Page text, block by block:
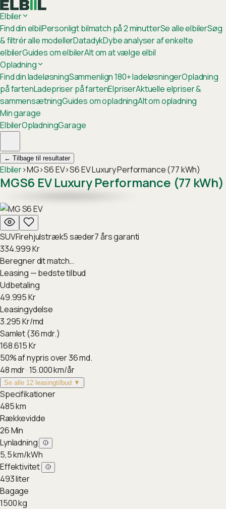
Elbiler
Find din elbilPersonligt bilmatch på 2 minutterSe alle elbilerSøg
& filtrér alle modellerDatadykDybe analyser af enkelte
elbilerGuides om elbilerAlt om at vælge elbil
Opladning
Find din ladeløsningSammenlign 180+ ladeløsningerOpladning
på fartenLadepriser på fartenElpriserAktuelle elpriser &
sammensætningGuides om opladningAlt om opladning
Min garage
ElbilerOpladningGarage
← Tilbage til resultater
Elbiler›MG›S6 EV›S6 EV Luxury Performance (77 kWh)
MGS6 EV Luxury Performance (77 kWh)
SUVFirehjulstræk5sæder7års garanti
334.999Kr
Beregner dit match…
Leasing — bedste tilbud
Udbetaling
49.995Kr
Leasingydelse
3.295Kr/md
Samlet (36 mdr.)
168.615Kr
50%af nypris over 36 md.
48mdr ·15.000km/år
Se alle 12 leasingtilbud ▼
Specifikationer
485km
Rækkevidde
26Min
Lynladning
5,5km/kWh
Effektivitet
493liter
Bagage
1500kg